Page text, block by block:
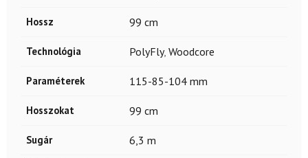
Hossz 99 cm
Technológia PolyFly, Woodcore
Paraméterek 115-85-104 mm
Hosszokat 99 cm
Sugár 6,3 m